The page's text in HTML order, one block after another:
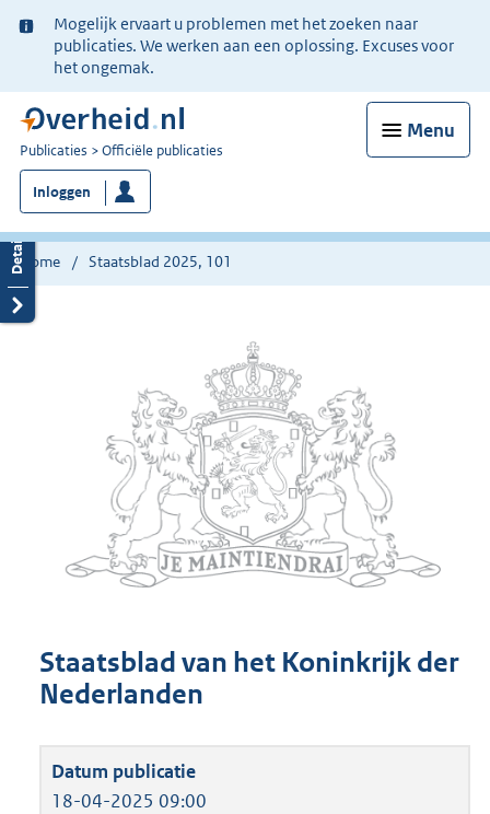
Ter
informatie:
Mogelijk ervaart u problemen met het zoeken naar
publicaties. We werken aan een oplossing. Excuses voor
het ongemak.
Menu
U
bent
nu
hier:
Publicaties Officiële publicaties
Inloggen
Home Staatsblad 2025, 101
Staatsblad van het Koninkrijk der
Nederlanden
18-04-2025 09:00